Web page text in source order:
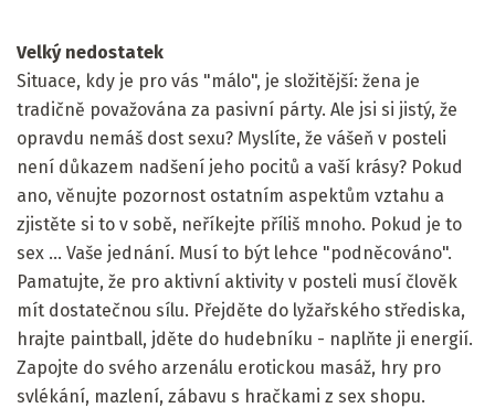
Velký nedostatek
Situace, kdy je pro vás "málo", je složitější: žena je
tradičně považována za pasivní párty. Ale jsi si jistý, že
opravdu nemáš dost sexu? Myslíte, že vášeň v posteli
není důkazem nadšení jeho pocitů a vaší krásy? Pokud
ano, věnujte pozornost ostatním aspektům vztahu a
zjistěte si to v sobě, neříkejte příliš mnoho. Pokud je to
sex ... Vaše jednání. Musí to být lehce "podněcováno".
Pamatujte, že pro aktivní aktivity v posteli musí člověk
mít dostatečnou sílu. Přejděte do lyžařského střediska,
hrajte paintball, jděte do hudebníku - naplňte ji energií.
Zapojte do svého arzenálu erotickou masáž, hry pro
svlékání, mazlení, zábavu s hračkami z sex shopu.